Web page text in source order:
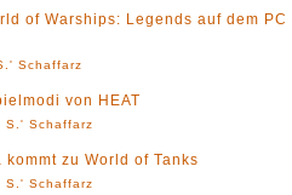
of Warships: Legends auf dem
Schaffarz
von HEAT
S.' Schaffarz
zu World of Tanks
S.' Schaffarz